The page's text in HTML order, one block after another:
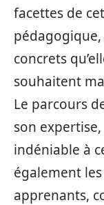
facettes de
concrets
souhaitent
Le parcours
son
indéniable à
également les
apprenants,